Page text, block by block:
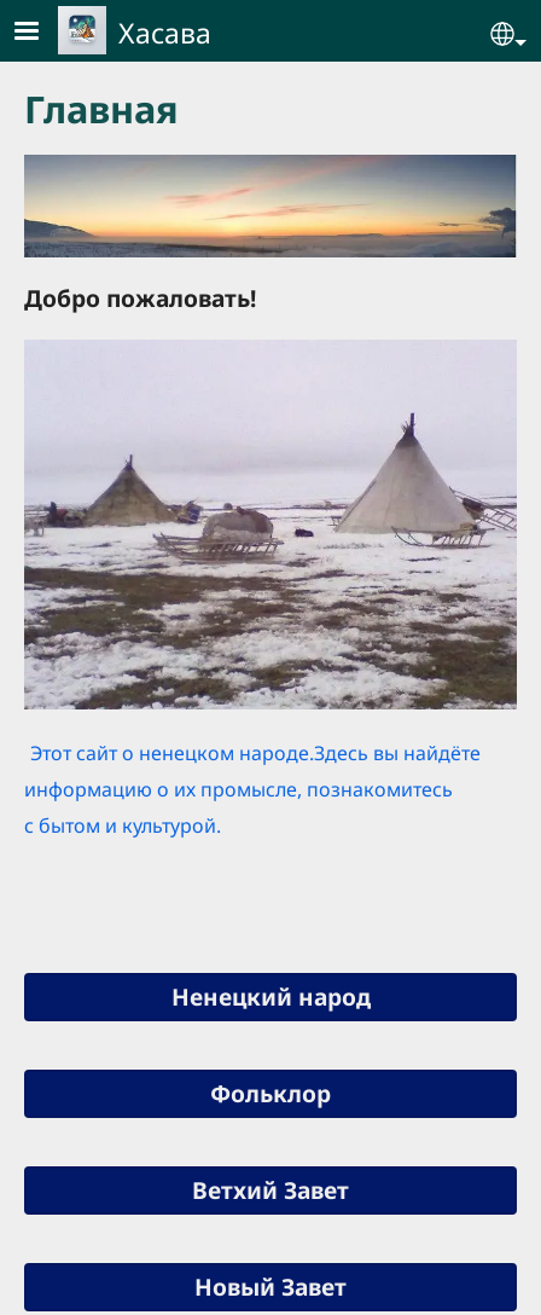
Skip to main content
Хасава
Главная
Добро пожаловать!
Этот сайт о ненецком народе.Здесь вы найдёте
информацию о их промысле, познакомитесь
с бытом и культурой.
Ненецкий народ
Фольклор
Ветхий Завет
Новый Завет